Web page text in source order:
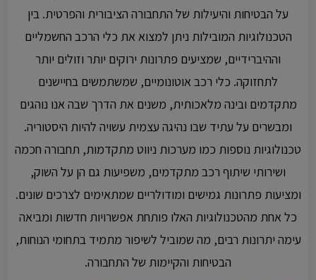
על הבטיחות והיעילות של התחבורה הציבורית והפרטית. בין
הטכנולוגיות המובילות ניתן למצוא את כלי הרכב החשמליים
וההיברידיים, שמציעים פתרונות ירוקים יותר וזולים יותר
לתחזוקה. כלי רכב אוטונומיים, שמשתמשים בחיישנים
מתקדמים ובינה מלאכותית, משנים את הדרך שבה אנו נוהגים
ומבשרים על עתיד שבו נהיגה עצמית עשויה להיות היסטוריה.
טכנולוגיות נוספות כמו מערכות ניווט מתקדמות, תחבורה חכמה
ושירותי שיתוף רכב מתקדמים, משפיעות גם הן על השוק,
ומציעות פתרונות גמישים ומודולריים שמתאימים לצרכים שונים.
כל אחת מהטכנולוגיות האלו פותחת אפשרויות חדשות ומביאה
עימה יתרונות רבים, מה שמוביל לשיפור מתמיד בתחומי הנוחות,
הבטיחות והקיימות של התחבורה.